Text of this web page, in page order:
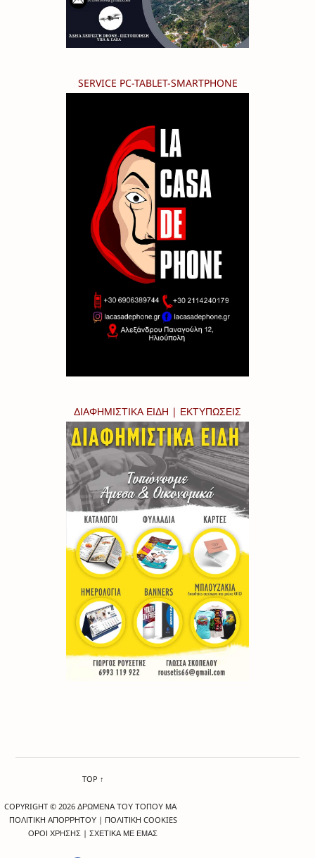
SERVICE PC-TABLET-SMARTPHONE
ΔΙΑΦΗΜΙΣΤΙΚΑ ΕΙΔΗ | ΕΚΤΥΠΩΣΕΙΣ
TOP ↑
COPYRIGHT © 2026 ΔΡΩΜΕΝΑ ΤΟΥ ΤΟΠΟΥ ΜΑΣ
ΠΟΛΙΤΙΚΗ ΑΠΟΡΡΗΤΟΥ| ΠΟΛΙΤΙΚΗ COOKIES
ΟΡΟΙ ΧΡΗΣΗΣ |ΣΧΕΤΙΚΑ ΜΕ ΕΜΑΣ